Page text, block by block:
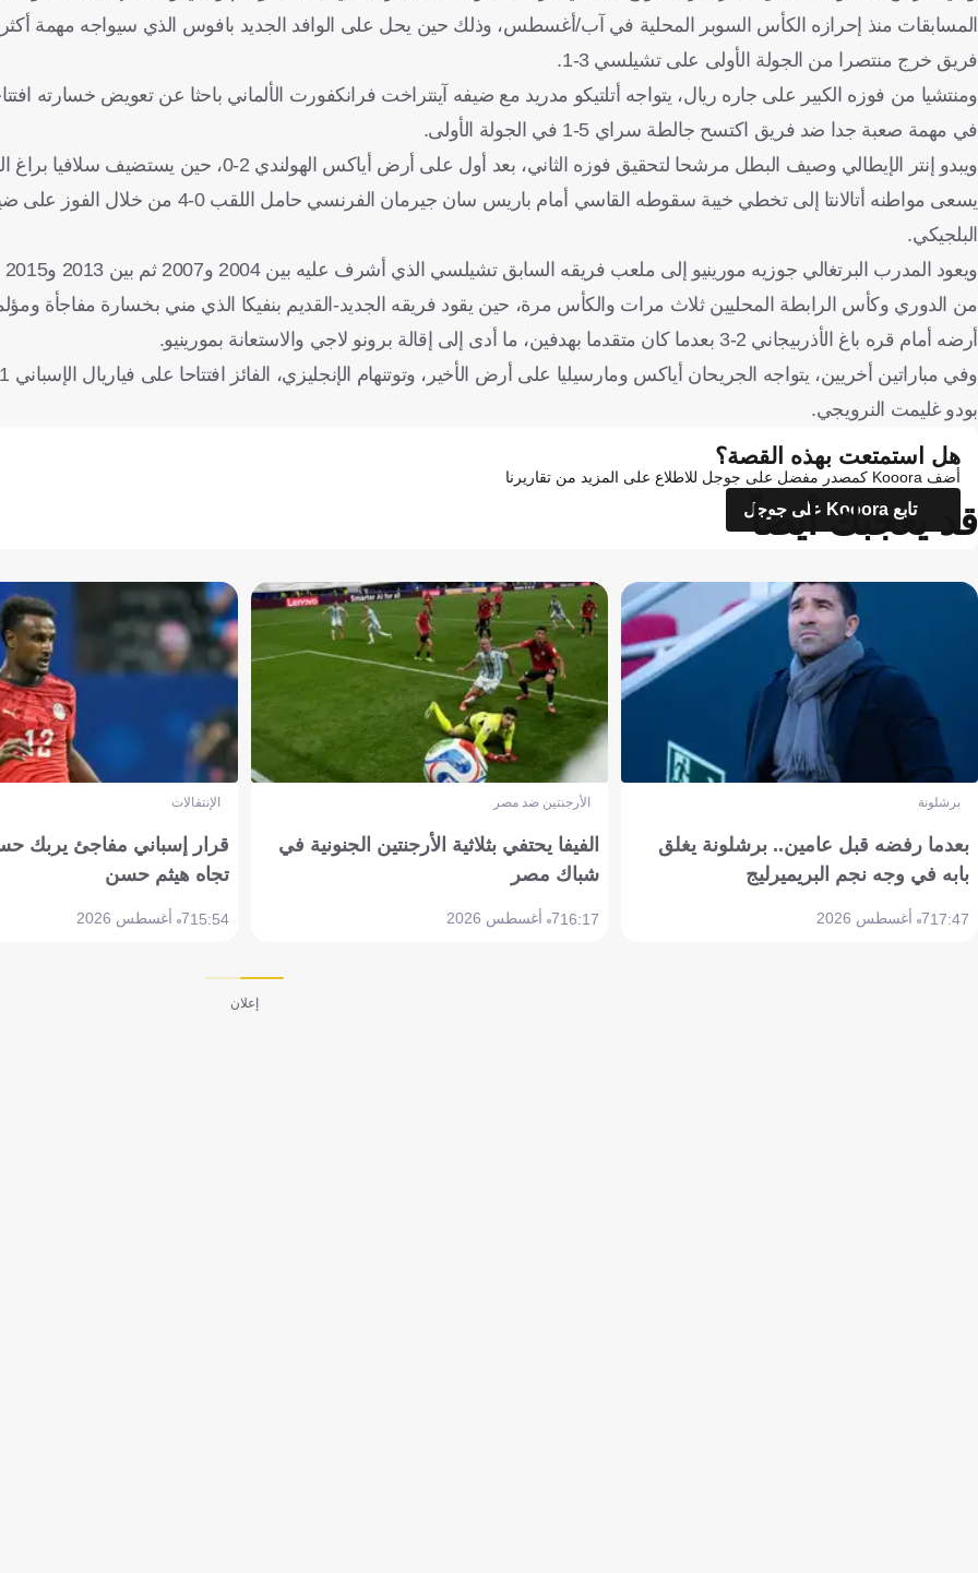
المسابقات منذ إحرازه الكأس السوبر المحلية في آب/أغسطس، وذلك حين يحل على الوافد الجديد بافوس الذي سيواجه مهمة
فريق خرج منتصرا من الجولة الأولى على تشيلسي 3-1.
ومنتشيا من فوزه الكبير على جاره ريال، يتواجه أتلتيكو مدريد مع ضيفه آينتراخت فرانكفورت الألماني باحثا عن تعويض خسارته
في مهمة صعبة جدا ضد فريق اكتسح جالطة سراي 5-1 في الجولة الأولى.
ويبدو إنتر الإيطالي وصيف البطل مرشحا لتحقيق فوزه الثاني، بعد أول على أرض أياكس الهولندي
يسعى مواطنه أتالانتا إلى تخطي خيبة سقوطه القاسي أمام باريس سان جيرمان الفرنسي حامل
البلجيكي.
من الدوري وكأس الرابطة المحليين ثلاث مرات والكأس مرة، حين يقود فريقه الجديد-القديم بنفيكا الذي مني بخسارة مفاجأة
أرضه أمام قره باغ الأذربيجاني 2-3 بعدما كان متقدما بهدفين، ما أدى إلى إقالة برونو لاجي والاستعانة بمورينيو.
بودو غليمت النرويجي.
هل استمتعت بهذه القصة؟
أضف Kooora كمصدر مفضل على جوجل للاطلاع على المزيد من تقاريرنا
تابع Kooora على جوجل
قد يعجبك أيضاً
برشلونة
بعدما رفضه قبل عامين.. برشلونة يغلق
بابه في وجه نجم البريميرليج
17:477 أغسطس 2026
الأرجنتين ضد مصر
الفيفا يحتفي بثلاثية الأرجنتين الجنونية في
شباك مصر
16:177 أغسطس 2026
الإنتقالات
قرار إسباني مفاجئ يربك
تجاه هيثم حسن
15:547 أغسطس 2026
إعلان